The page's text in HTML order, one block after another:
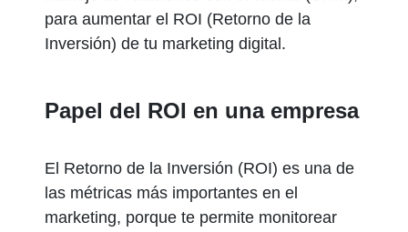
para aumentar el ROI (Retorno de la
Inversión) de tu marketing digital.
Papel del ROI en una empresa
El Retorno de la Inversión (ROI) es una de
las métricas más importantes en el
marketing, porque te permite monitorear